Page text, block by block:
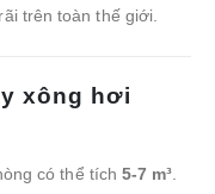
trên toàn thế giới.
xông hơi
có thể tích5-7 m³.